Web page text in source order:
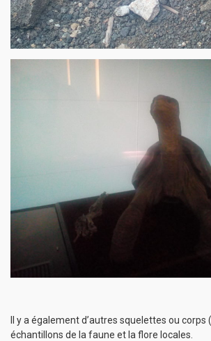
Il y a également d’autres squelettes ou
échantillons de la faune et la flore locales.